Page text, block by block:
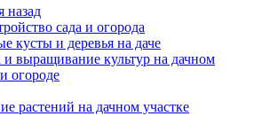
назад
сада и огорода
кусты и деревья на даче
и выращивание культур на дачном
огороде
растений на дачном участке